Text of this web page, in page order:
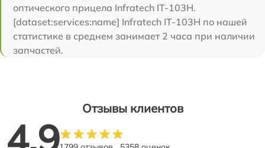
оптического прицела Infratech IT-103Н.
[dataset:services:name] Infratech IT-103Н по нашей
статистике в среднем занимает 2 часа при наличии
запчастей.
Отзывы клиентов
4.9